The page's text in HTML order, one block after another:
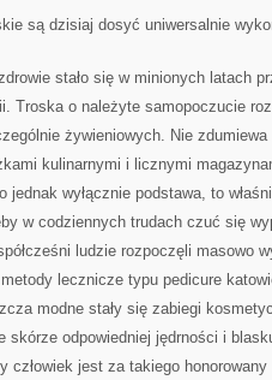
są dzisiaj dosyć uniwersalnie
stało się w minionych latach
Troska o należyte samopoczucie
żywieniowych. Nie
kulinarnymi i licznymi
jednak wyłącznie podstawa, to
w codziennych trudach czuć się
ludzie rozpoczęli masowo
lecznicze typu pedicure
modne stały się zabiegi
skórze odpowiedniej jędrności i
człowiek jest za takiego